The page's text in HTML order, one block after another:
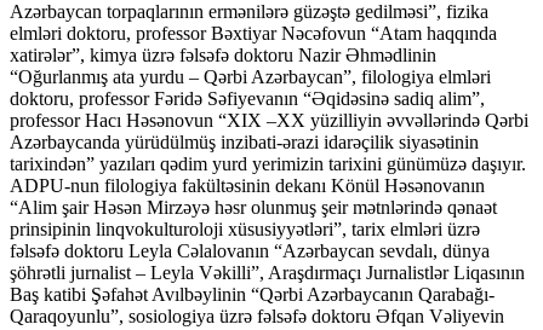
Azərbaycan torpaqlarının ermənilərə güzəştə gedilməsi”, fizika
elmləri doktoru, professor Bəxtiyar Nəcəfovun “Atam haqqında
xatirələr”, kimya üzrə fəlsəfə doktoru Nazir Əhmədlinin
“Oğurlanmış ata yurdu – Qərbi Azərbaycan”, filologiya elmləri
doktoru, professor Fəridə Səfiyevanın “Əqidəsinə sadiq alim”,
professor Hacı Həsənovun “XIX –XX yüzilliyin əvvəllərində Qərbi
Azərbaycanda yürüdülmüş inzibati-ərazi idarəçilik siyasətinin
tarixindən” yazıları qədim yurd yerimizin tarixini günümüzə daşıyır.
ADPU-nun filologiya fakültəsinin dekanı Könül Həsənovanın
“Alim şair Həsən Mirzəyə həsr olunmuş şeir mətnlərində qənaət
prinsipinin linqvokulturoloji xüsusiyyətləri”, tarix elmləri üzrə
fəlsəfə doktoru Leyla Cəlalovanın “Azərbaycan sevdalı, dünya
şöhrətli jurnalist – Leyla Vəkilli”, Araşdırmaçı Jurnalistlər Liqasının
Baş katibi Şəfahət Avılbəylinin “Qərbi Azərbaycanın Qarabağı-
Qaraqoyunlu”, sosiologiya üzrə fəlsəfə doktoru Əfqan Vəliyevin